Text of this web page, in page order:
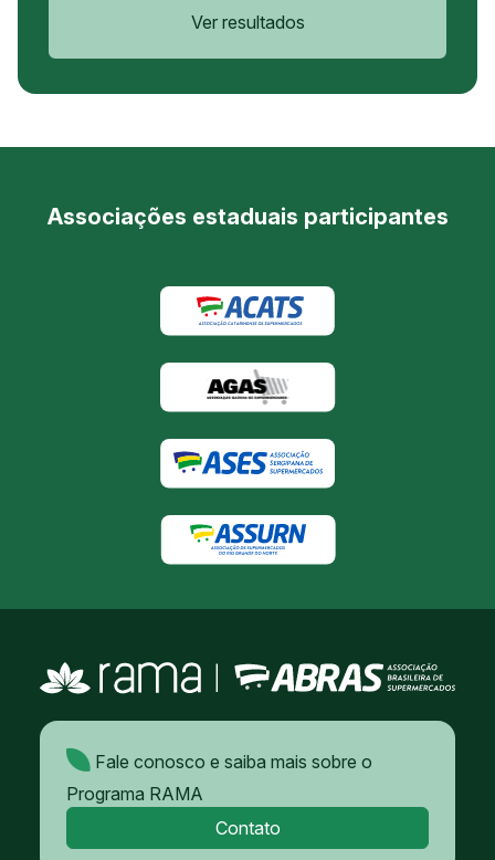
Ver resultados
Associações estaduais participantes
Fale conosco e saiba mais sobre o
Programa RAMA
Contato